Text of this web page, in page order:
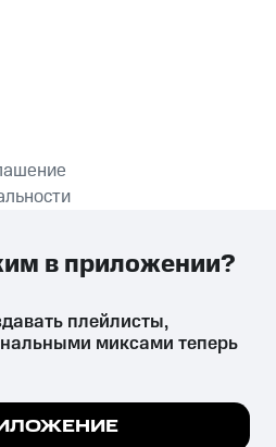
ПРИЛОЖЕНИЕ
причиняет вред здоровью,
и влечёт установленную
на сайте все
плейлисты,
миксами теперь